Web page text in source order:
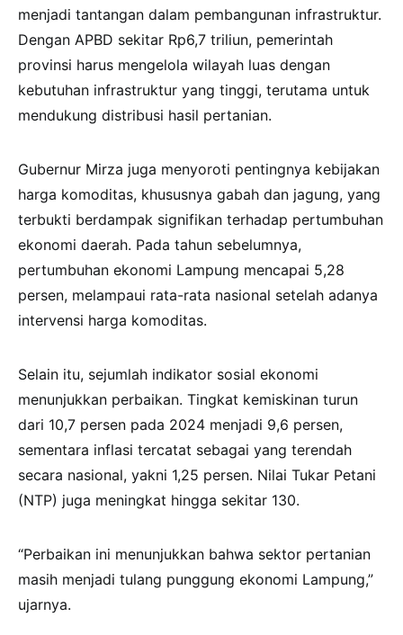
menjadi tantangan dalam pembangunan infrastruktur.
Dengan APBD sekitar Rp6,7 triliun, pemerintah
provinsi harus mengelola wilayah luas dengan
kebutuhan infrastruktur yang tinggi, terutama untuk
mendukung distribusi hasil pertanian.
Gubernur Mirza juga menyoroti pentingnya kebijakan
harga komoditas, khususnya gabah dan jagung, yang
terbukti berdampak signifikan terhadap pertumbuhan
ekonomi daerah. Pada tahun sebelumnya,
pertumbuhan ekonomi Lampung mencapai 5,28
persen, melampaui rata-rata nasional setelah adanya
intervensi harga komoditas.
Selain itu, sejumlah indikator sosial ekonomi
menunjukkan perbaikan. Tingkat kemiskinan turun
dari 10,7 persen pada 2024 menjadi 9,6 persen,
sementara inflasi tercatat sebagai yang terendah
secara nasional, yakni 1,25 persen. Nilai Tukar Petani
(NTP) juga meningkat hingga sekitar 130.
“Perbaikan ini menunjukkan bahwa sektor pertanian
masih menjadi tulang punggung ekonomi Lampung,”
ujarnya.